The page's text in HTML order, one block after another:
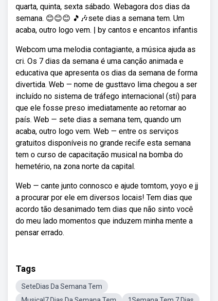
quarta, quinta, sexta sábado. Webagora dos dias da
semana. 😊😊😊 🎵🎶sete dias a semana tem. Um
acaba, outro logo vem. | by cantos e encantos infantis
Webcom uma melodia contagiante, a música ajuda as
cri. Os 7 dias da semana é uma canção animada e
educativa que apresenta os dias da semana de forma
divertida. Web — nome de gusttavo lima chegou a ser
incluído no sistema de tráfego internacional (sti) para
que ele fosse preso imediatamente ao retornar ao
país. Web — sete dias a semana tem, quando um
acaba, outro logo vem. Web — entre os serviços
gratuitos disponíveis no grande recife esta semana
tem o curso de capacitação musical na bomba do
hemetério, na zona norte da capital.
Web — cante junto connosco e ajude tomtom, yoyo e jj
a procurar por ele em diversos locais! Tem dias que
acordo tão desanimado tem dias que não sinto você
do meu lado momentos que induzem minha mente a
pensar errado.
Tags
SeteDias Da Semana Tem